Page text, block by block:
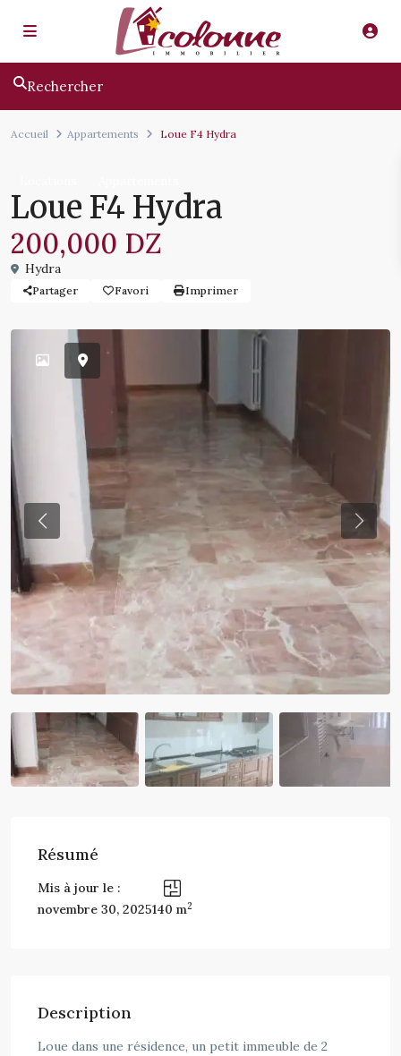
Rechercher
Accueil Appartements Loue F4 Hydra
Loue F4 Hydra
200,000 DZ
Hydra
Partager Favori Imprimer
Previous
Résumé
Mis à jour le :
novembre 30, 2025140 m2
Description
Loue dans une résidence, un petit immeuble de 2